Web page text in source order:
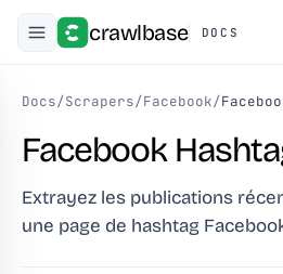
crawlbase DOCS
Docs/Scrapers/Facebook/
Facebook
Extrayez les publications
une page de hashtag